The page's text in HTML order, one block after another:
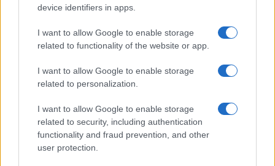
device identifiers in apps.
I want to allow Google to enable storage
related to functionality of the website or app.
I want to allow Google to enable storage
related to personalization.
I want to allow Google to enable storage
related to security, including authentication
functionality and fraud prevention, and other
user protection.
Brentolie daalt naar 91,82 dollar: een week van teruggang in
grondstoffen
Sanne De Vries · 5 aug 2026